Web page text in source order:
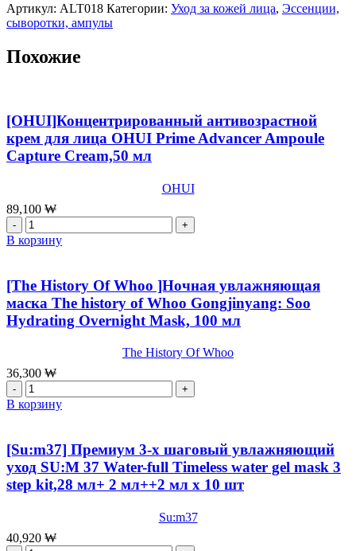
Serum,30мл
Артикул: ALT018 Категории: Уход за кожей лица, Эссенции,
сыворотки, ампулы
Похожие
[OHUI]Концентрированный антивозрастной
крем для лица OHUI Prime Advancer Ampoule
Capture Cream,50 мл
OHUI
89,100 ₩
Количество
товара
[OHUI]Концентрированный
крем
для
лица
OHUI
Ampoule
Capture
Cream,50
мл
В корзину
[The History Of Whoo ]Ночная увлажняющая
маска The history of Whoo Gongjinyang: Soo
Hydrating Overnight Mask, 100 мл
The History Of Whoo
36,300 ₩
Количество
товара
Of
Whoo
]Ночная
увлажняющая
history
of
В корзину
[Su:m37] Премиум 3-х шаговый увлажняющий
уход SU:M 37 Water-full Timeless water gel mask 3
step kit,28 мл+ 2 мл++2 мл x 10 шт
Su:m37
40,920 ₩